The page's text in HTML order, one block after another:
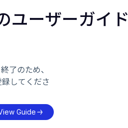
ーザーガイド
了のため、
してくださ
Guide